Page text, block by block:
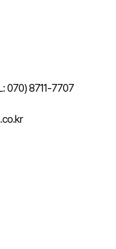
070) 8711-7707